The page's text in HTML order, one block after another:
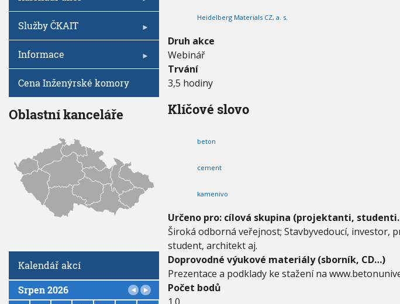
r
s
i
t
y
0
b
l
í
z
k
é
b
u
Heidelberg Materials CZ, a. s.
Druh akce
Webinář
Trvání
3,5 hodiny
Klíčové slovo
beton
cement
kamenivo
Určeno pro: cílová skupina (projektanti,
Široká odborná veřejnost; Stavbyvedoucí, investor,
student, architekt aj.
Doprovodné výukové materiály (sborník, CD…)
Prezentace a podklady ke stažení na
Počet bodů
Služby ČKAIT
Informace
Cena Inženýrské komory
Oblastní kanceláře
Kalendář akcí
P
Srpen 2026